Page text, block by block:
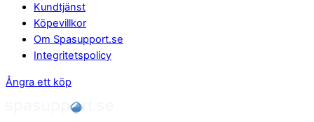
Kundtjänst
Köpevillkor
Om Spasupport.se
Integritetspolicy
Ångra ett köp